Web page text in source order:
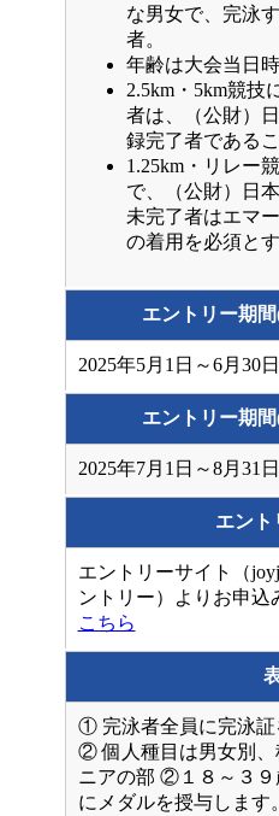
な男女で、完泳
者。
年齢は大会当日
2.5km・5km競技
者は、（公財）
録完了者であるこ
1.25km・リレー
で、（公財）日
未完了者はエマ
の着用を必須とす
エントリー期
2025年5月1日～6月30日
エントリー期
2025年7月1日～8月31日
エント
エントリーサイト（
ントリー）よりお申込
こちら
① 完泳者全員に完泳証
② 個人種目は男女別
ニアの部 ②１８～３
にメダルを授与します